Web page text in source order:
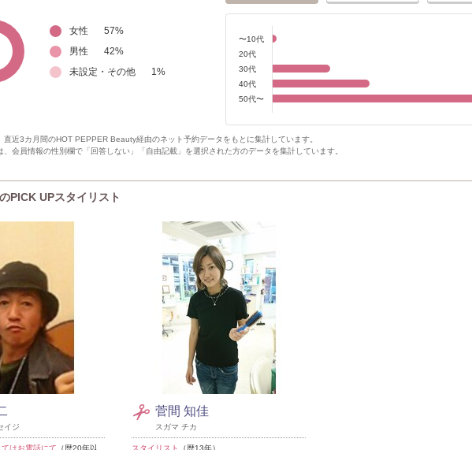
女性 57%
男性
42%
未設定・その他
1%
〜10代
20代
30代
40代
50代〜
近3カ月間のHOT PEPPER Beauty経由のネット予約データをもとに集計しています。
会員情報の性別欄で「回答しない」「自由記載」を選択された方のデータを集計しています。
PICK UPスタイリスト
イジ
はお電話にて （歴20年以
菅間 知佳
スガマ チカ
スタイリスト （歴13年）